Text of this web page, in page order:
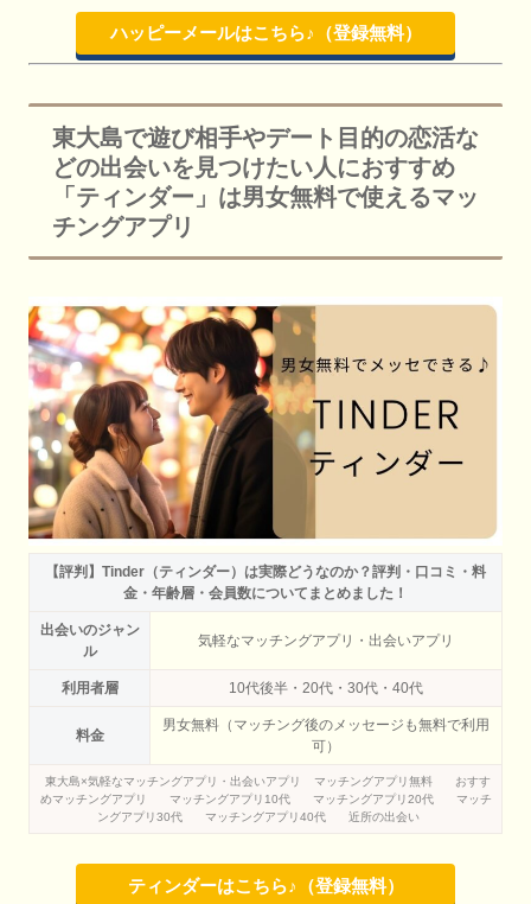
ハッピーメールはこちら♪（登録無料）
東大島で遊び相手やデート目的の恋活な
どの出会いを見つけたい人におすすめ
「ティンダー」は男女無料で使えるマッ
チングアプリ
【評判】Tinder（ティンダー）は実際どうなのか？評判・口コミ・料
金・年齢層・会員数についてまとめました！
出会いのジャン
ル
気軽なマッチングアプリ・出会いアプリ
利用者層 10代後半・20代・30代・40代
料金
男女無料（マッチング後のメッセージも無料で利用
可）
東大島×気軽なマッチングアプリ・出会いアプリ マッチングアプリ無料
おすす
めマッチングアプリ
マッチングアプリ10代 マッチングアプリ20代
マッチ
ングアプリ30代
マッチングアプリ40代 近所の出会い
ティンダーはこちら♪（登録無料）